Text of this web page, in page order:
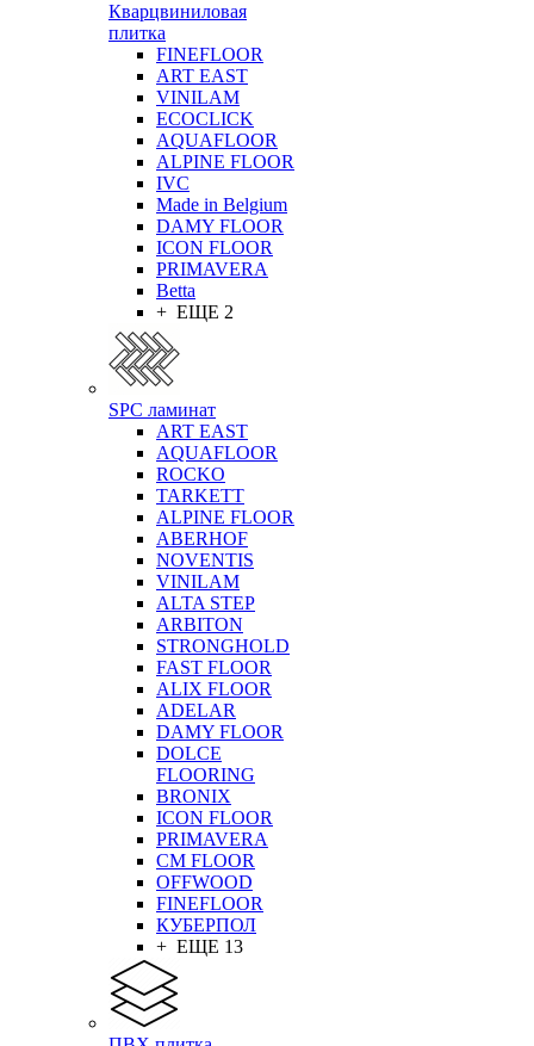
Кварцвиниловая
плитка
FINEFLOOR
ART EAST
VINILAM
ECOCLICK
AQUAFLOOR
ALPINE FLOOR
IVC
Made in Belgium
DAMY FLOOR
ICON FLOOR
PRIMAVERA
Betta
+ ЕЩЕ 2
SPC ламинат
ART EAST
AQUAFLOOR
ROCKO
TARKETT
ALPINE FLOOR
ABERHOF
NOVENTIS
VINILAM
ALTA STEP
ARBITON
STRONGHOLD
FAST FLOOR
ALIX FLOOR
ADELAR
DAMY FLOOR
DOLCE
FLOORING
BRONIX
ICON FLOOR
PRIMAVERA
CM FLOOR
OFFWOOD
FINEFLOOR
КУБЕРПОЛ
+ ЕЩЕ 13